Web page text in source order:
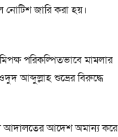
নোটিশ জারি করা হয়।
পরিকল্পিতভাবে মামলার
আব্দুল্লাহ শুভ্রের বিরুদ্ধে
আদালতের আদেশ অমান্য করে